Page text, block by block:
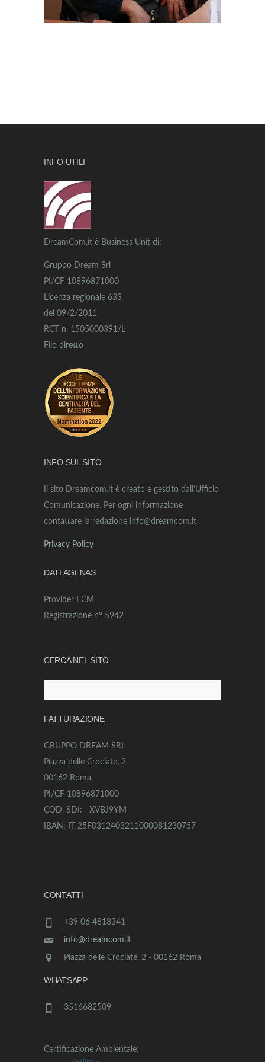
INFO UTILI
DreamCom,it è Business Unit di:
Gruppo Dream Srl
PI/CF 10896871000
Licenza regionale 633
del 09/2/2011
RCT n. 1505000391/L
Filo diretto
INFO SUL SITO
Il sito Dreamcom.it è creato e gestito dall’Ufficio
Comunicazione. Per ogni informazione
contattare la redazione info@dreamcom.it
Privacy Policy
DATI AGENAS
Provider ECM
Registrazione n° 5942
CERCA NEL SITO
per:
FATTURAZIONE
GRUPPO DREAM SRL
Piazza delle Crociate, 2
00162 Roma
PI/CF 10896871000
COD. SDI: XVBJ9YM
IBAN: IT 25F0312403211000081230757
CONTATTI
+39 06 4818341
info@dreamcom.it
Piazza delle Crociate, 2 - 00162 Roma
WHATSAPP
3516682509
Certificazione Ambientale: